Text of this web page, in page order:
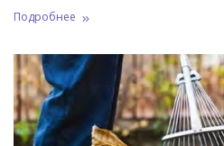
Подробнее